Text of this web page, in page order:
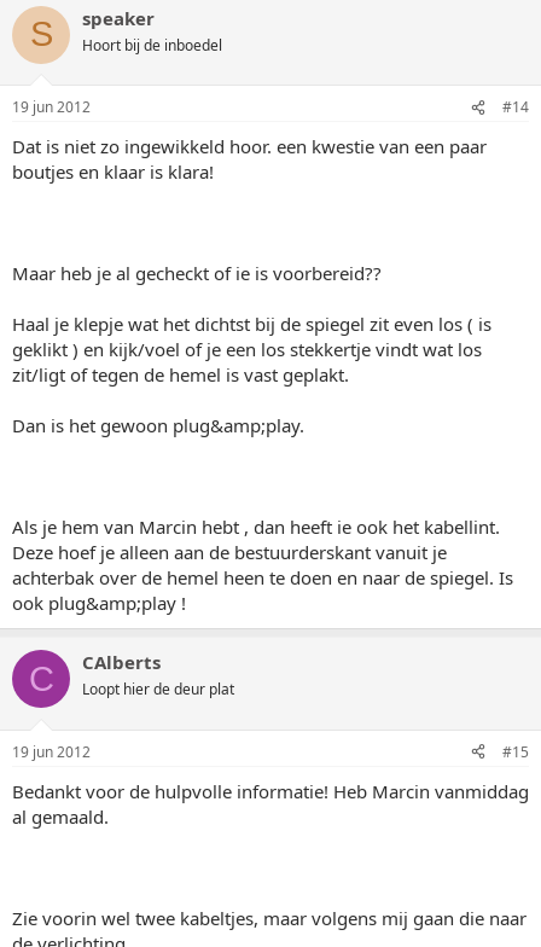
S speaker
Hoort bij de inboedel
19 jun 2012 #14
Dat is niet zo ingewikkeld hoor. een kwestie van een paar
boutjes en klaar is klara!
Maar heb je al gecheckt of ie is voorbereid??
Haal je klepje wat het dichtst bij de spiegel zit even los ( is
geklikt ) en kijk/voel of je een los stekkertje vindt wat los
zit/ligt of tegen de hemel is vast geplakt.
Dan is het gewoon plug&amp;play.
Als je hem van Marcin hebt , dan heeft ie ook het kabellint.
Deze hoef je alleen aan de bestuurderskant vanuit je
achterbak over de hemel heen te doen en naar de spiegel. Is
ook plug&amp;play !
C CAlberts
Loopt hier de deur plat
19 jun 2012 #15
Bedankt voor de hulpvolle informatie! Heb Marcin vanmiddag
al gemaald.
Zie voorin wel twee kabeltjes, maar volgens mij gaan die naar